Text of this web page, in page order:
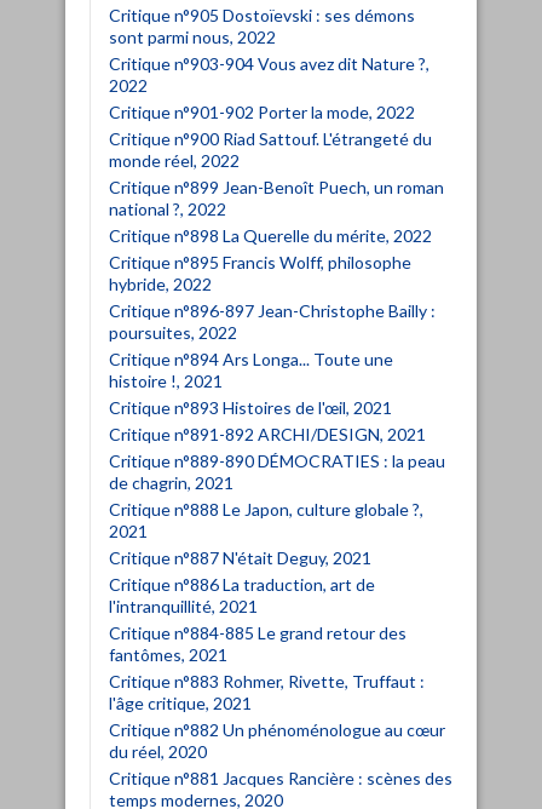
Critique n°905 Dostoïevski : ses démons
sont parmi nous, 2022
Critique n°903-904 Vous avez dit Nature ?,
2022
Critique n°901-902 Porter la mode, 2022
Critique n°900 Riad Sattouf. L'étrangeté du
monde réel, 2022
Critique n°899 Jean-Benoît Puech, un roman
national ?, 2022
Critique n°898 La Querelle du mérite, 2022
Critique n°895 Francis Wolff, philosophe
hybride, 2022
Critique n°896-897 Jean-Christophe Bailly :
poursuites, 2022
Critique n°894 Ars Longa... Toute une
histoire !, 2021
Critique n°893 Histoires de l'œil, 2021
Critique n°891-892 ARCHI/DESIGN, 2021
Critique n°889-890 DÉMOCRATIES : la peau
de chagrin, 2021
Critique n°888 Le Japon, culture globale ?,
2021
Critique n°887 N'était Deguy, 2021
Critique n°886 La traduction, art de
l'intranquillité, 2021
Critique n°884-885 Le grand retour des
fantômes, 2021
Critique n°883 Rohmer, Rivette, Truffaut :
l'âge critique, 2021
Critique n°882 Un phénoménologue au cœur
du réel, 2020
Critique n°881 Jacques Rancière : scènes des
temps modernes, 2020